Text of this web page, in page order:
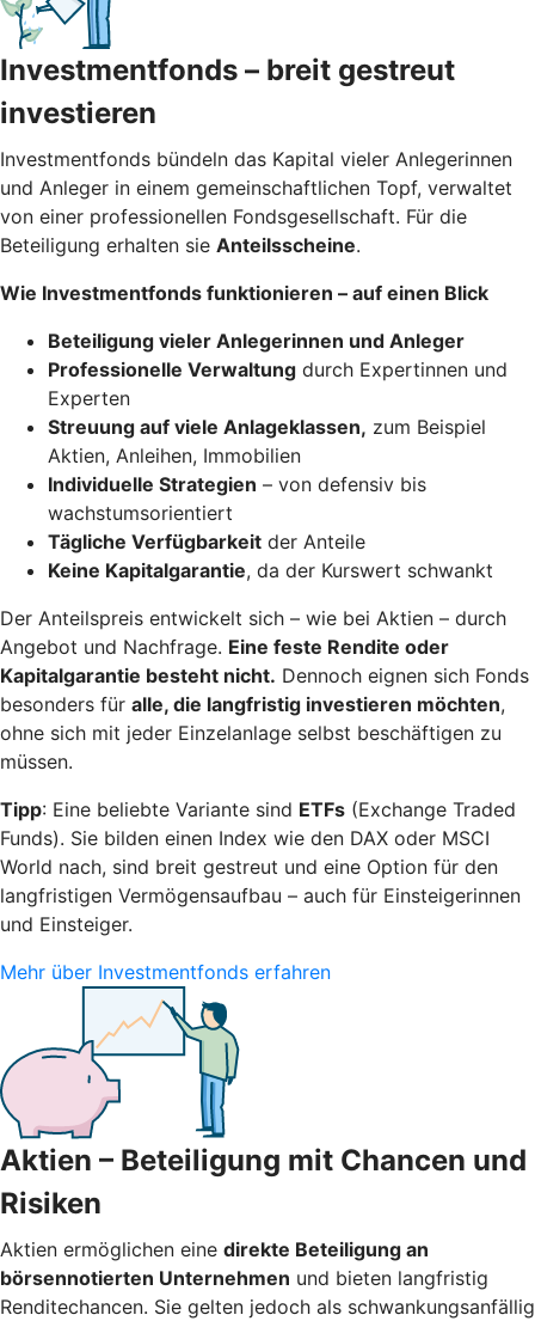
Investmentfonds – breit gestreut
investieren
Investmentfonds bündeln das Kapital vieler Anlegerinnen
und Anleger in einem gemeinschaftlichen Topf, verwaltet
von einer professionellen Fondsgesellschaft. Für die
Beteiligung erhalten sie Anteilsscheine.
Wie Investmentfonds funktionieren – auf einen Blick
Beteiligung vieler Anlegerinnen und Anleger
Professionelle Verwaltung durch Expertinnen und
Experten
Streuung auf viele Anlageklassen, zum Beispiel
Aktien, Anleihen, Immobilien
Individuelle Strategien – von defensiv bis
wachstumsorientiert
Tägliche Verfügbarkeit der Anteile
Keine Kapitalgarantie, da der Kurswert schwankt
Der Anteilspreis entwickelt sich – wie bei Aktien – durch
Angebot und Nachfrage. Eine feste Rendite oder
Kapitalgarantie besteht nicht. Dennoch eignen sich Fonds
besonders für alle, die langfristig investieren möchten,
ohne sich mit jeder Einzelanlage selbst beschäftigen zu
müssen.
Tipp: Eine beliebte Variante sind ETFs (Exchange Traded
Funds). Sie bilden einen Index wie den DAX oder MSCI
World nach, sind breit gestreut und eine Option für den
langfristigen Vermögensaufbau – auch für Einsteigerinnen
und Einsteiger.
Mehr über Investmentfonds erfahren
Aktien – Beteiligung mit Chancen und
Risiken
Aktien ermöglichen eine direkte Beteiligung an
börsennotierten Unternehmen und bieten langfristig
Renditechancen. Sie gelten jedoch als schwankungsanfällig